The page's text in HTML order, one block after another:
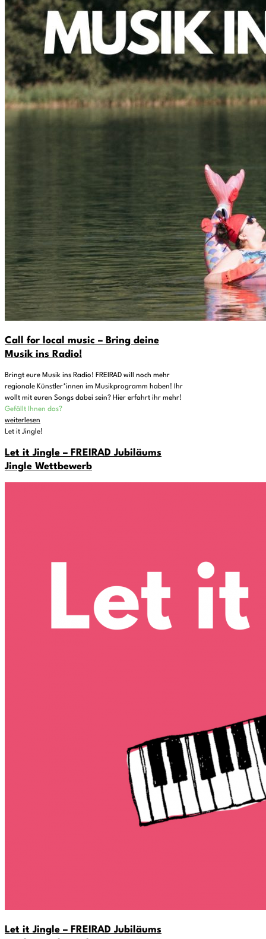
Call for local music – Bring deine
Musik ins Radio!
Bringt eure Musik ins Radio! FREIRAD will noch mehr
regionale Künstler*innen im Musikprogramm haben! Ihr
wollt mit euren Songs dabei sein? Hier erfahrt ihr mehr!
Gefällt Ihnen das?
weiterlesen
Let it Jingle!
Let it Jingle – FREIRAD Jubiläums
Jingle Wettbewerb
Let it Jingle – FREIRAD Jubiläums